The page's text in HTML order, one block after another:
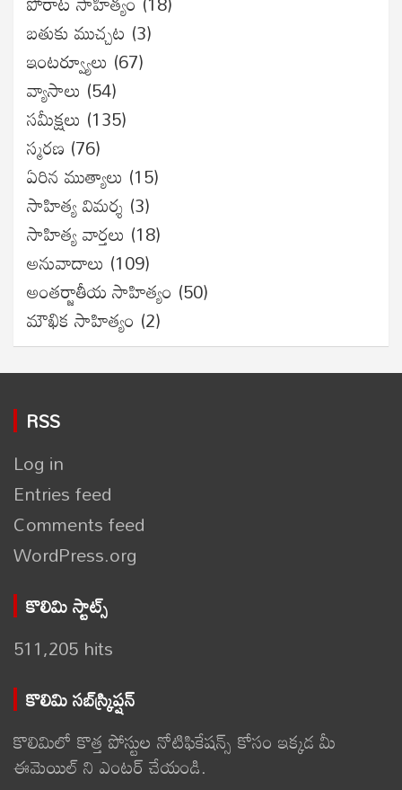
బతుకు ముచ్చట (3)
ఇంటర్వ్యూలు (67)
వ్యాసాలు (54)
సమీక్షలు (135)
స్మరణ (76)
ఏరిన ముత్యాలు (15)
సాహిత్య విమర్శ (3)
సాహిత్య వార్తలు (18)
అనువాదాలు (109)
అంతర్జాతీయ సాహిత్యం (50)
మౌఖిక సాహిత్యం (2)
RSS
Log in
Entries feed
Comments feed
WordPress.org
కొలిమి స్టాట్స్
511,205 hits
కొలిమి సబ్‌స్క్రిప్షన్
కొలిమిలో కొత్త పోస్టుల నోటిఫికేషన్స్ కోసం ఇక్కడ మీ
ఈమెయిల్ ని ఎంటర్ చేయండి.